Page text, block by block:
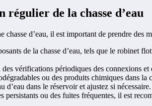
régulier de la chasse d’eau
chasse d’eau, il est important de prendre
de la chasse d’eau, tels que le robinet
vérifications périodiques des connexions
ou des produits chimiques dans la
d’eau dans le réservoir et ajustez si
persistants ou des fuites fréquentes, il est